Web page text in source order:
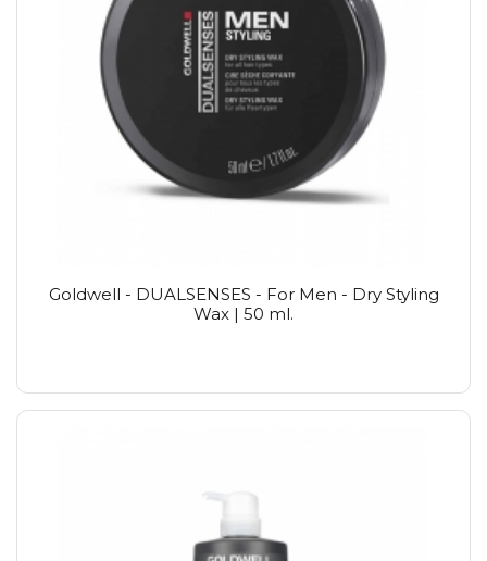
Goldwell - DUALSENSES - For Men - Dry Styling
Wax | 50 ml.